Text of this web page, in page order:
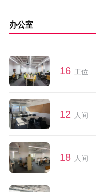
办公室
16 工位
12 人间
18 人间